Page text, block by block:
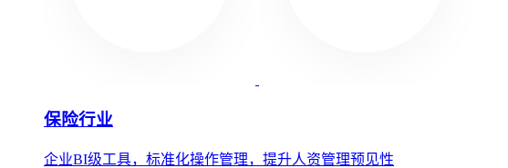
保险行业
企业BI级工具，标准化操作管理，提升人资管理预见性